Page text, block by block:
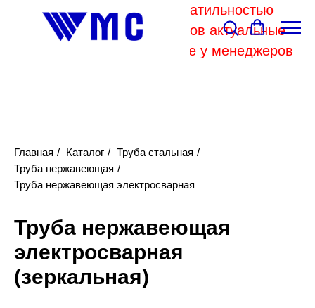
В связи с высокой волатильностью
отпускных цен комбинатов актуальные
цены на металл уточняйте у менеджеров
Главная / Каталог / Труба стальная /
Труба нержавеющая /
Труба нержавеющая электросварная
Труба нержавеющая
электросварная
(зеркальная)